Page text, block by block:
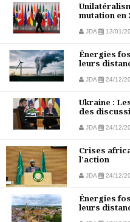
mutation en
JDA 13/01/
Énergies
leurs
JDA 24/12/
Ukraine :
des
JDA 24/12/
Crises
l’action
JDA 24/12/
Énergies
leurs